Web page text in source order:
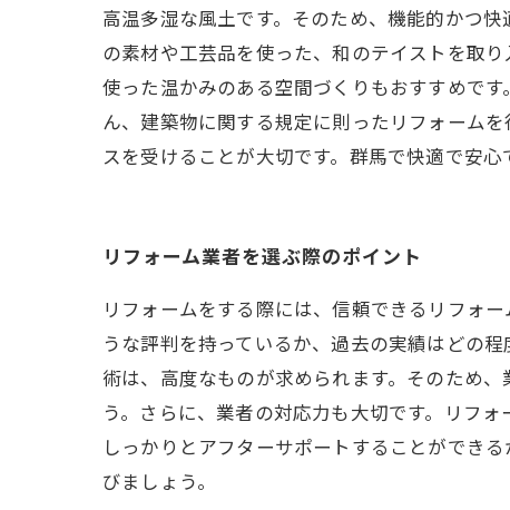
高温多湿な風土です。そのため、機能的かつ
の素材や工芸品を使った、和のテイストを取
使った温かみのある空間づくりもおすすめで
ん、建築物に関する規定に則ったリフォーム
スを受けることが大切です。群馬で快適で安
リフォーム業者を選ぶ際のポイント
リフォームをする際には、信頼できるリフォ
うな評判を持っているか、過去の実績はどの
術は、高度なものが求められます。そのため
う。さらに、業者の対応力も大切です。リフ
しっかりとアフターサポートすることができ
びましょう。